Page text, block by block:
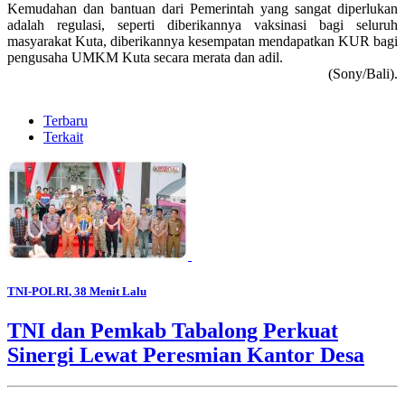
Kemudahan dan bantuan dari Pemerintah yang sangat diperlukan
adalah regulasi, seperti diberikannya vaksinasi bagi seluruh
masyarakat Kuta, diberikannya kesempatan mendapatkan KUR bagi
pengusaha UMKM Kuta secara merata dan adil.
(Sony/Bali).
Terbaru
Terkait
TNI-POLRI, 38 Menit Lalu
TNI dan Pemkab Tabalong Perkuat
Sinergi Lewat Peresmian Kantor Desa